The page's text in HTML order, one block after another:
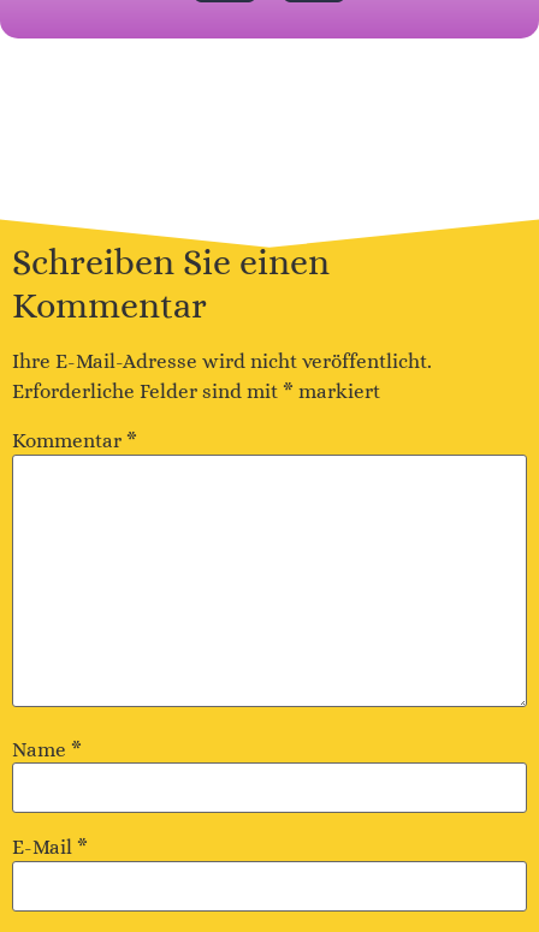
Schreiben Sie einen
Kommentar
Ihre E-Mail-Adresse wird nicht veröffentlicht.
Erforderliche Felder sind mit * markiert
Kommentar *
Name *
E-Mail *